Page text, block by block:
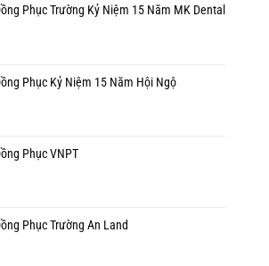
Tín
Tại
Bảo
Rẻ
Phục Trường Kỷ Niệm 15 Năm MK Dental
Phục Kỷ Niệm 15 Năm Hội Ngộ
Phục VNPT
Phục Trường An Land